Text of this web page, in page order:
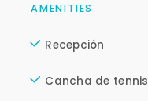
AMENITIES
Recepción
Cancha de tennis